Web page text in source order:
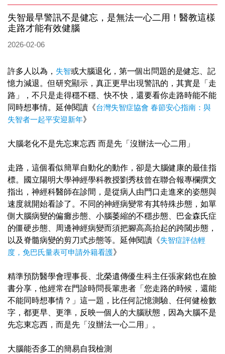
失智最早警訊不是健忘，是無法一心二用！醫教這樣
走路才能有效健腦
2026-02-06
許多人以為， 失智或大腦退化，第一個出問題的是健忘、記
憶力減退。但研究顯示，真正更早出現警訊的，其實是「走
路」，不只是走得穩不穩、快不快，還要看你走路時能不能
同時想事情。延伸閱讀《台灣失智症協會 春節安心指南：與
失智者一起平安迎新年》
大腦老化不是先忘東忘西 而是先「沒辦法一心二用」
走路，這個看似簡單自動化的動作，卻是大腦健康的最佳指
標。國立陽明大學神經學科教授劉秀枝曾在聯合報專欄撰文
指出，神經科醫師在診間，是從病人由門口走進來的姿態與
速度就開始看診了。不同的神經病變常有其特殊步態，如單
側大腦病變的偏癱步態、小腦萎縮的不穩步態、巴金森氏症
的僵硬步態、周邊神經病變而須把腳高高抬起的跨閾步態，
以及脊髓病變的剪刀式步態等。延伸閱讀《失智症評估輕
度，免巴氏量表可申請外籍看護》
精準預防醫學會理事長、北榮遺傳優生科主任張家銘也在臉
書分享，他經常在門診時問長輩患者「您走路的時候，還能
不能同時想事情？」這一題，比任何記憶測驗、任何健檢數
字，都更早、更準，反映一個人的大腦狀態，因為大腦不是
先忘東忘西，而是先「沒辦法一心二用」。
大腦能否多工的簡易自我檢測